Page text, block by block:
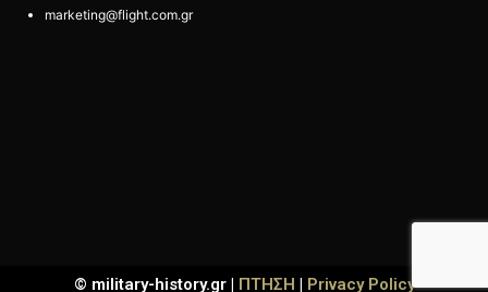
marketing@flight.com.gr
© military-history.gr | ΠΤΗΣΗ | Privacy Policy